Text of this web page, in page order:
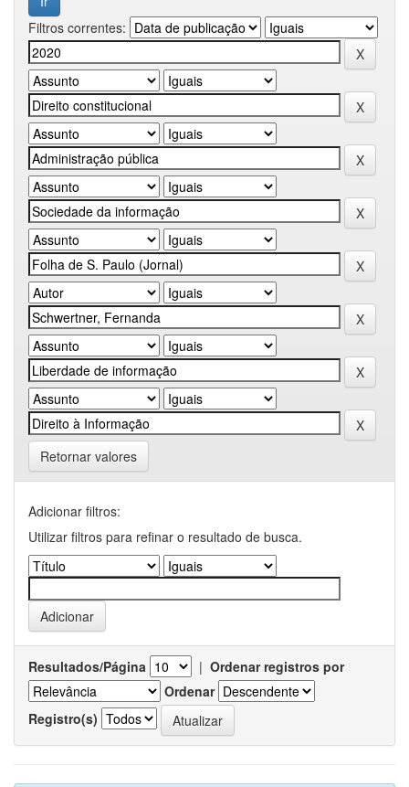
Filtros correntes:
Retornar valores
Adicionar filtros:
Utilizar filtros para refinar o resultado de busca.
Resultados/Página | Ordenar registros por
Ordenar
Registro(s)